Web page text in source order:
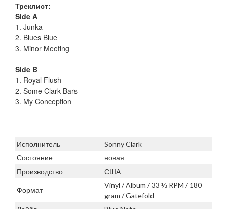
Треклист:
Side A
1. Junka
2. Blues Blue
3. Minor Meeting
Side B
1. Royal Flush
2. Some Clark Bars
3. My Conception
Исполнитель
Sonny Clark
Состояние
новая
Производство
США
Формат
Vinyl / Album / 33 ⅓ RPM / 180
gram / Gatefold